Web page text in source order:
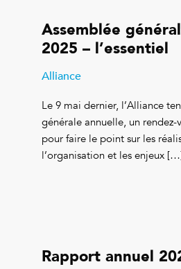
Assemblée
2025 – l’essentiel
Alliance
Le 9 mai dernier, l’Alliance
générale annuelle, un
pour faire le point sur les
l’organisation et les enjeux
Rapport annuel